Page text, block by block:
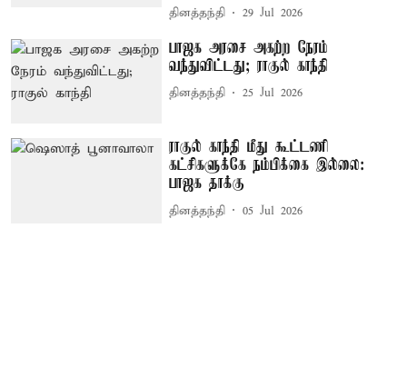
தினத்தந்தி 29 Jul 2026
பாஜக அரசை அகற்ற நேரம்
வந்துவிட்டது; ராகுல் காந்தி
தினத்தந்தி 25 Jul 2026
ராகுல் காந்தி மீது கூட்டணி
கட்சிகளுக்கே நம்பிக்கை இல்லை:
பாஜக தாக்கு
தினத்தந்தி 05 Jul 2026